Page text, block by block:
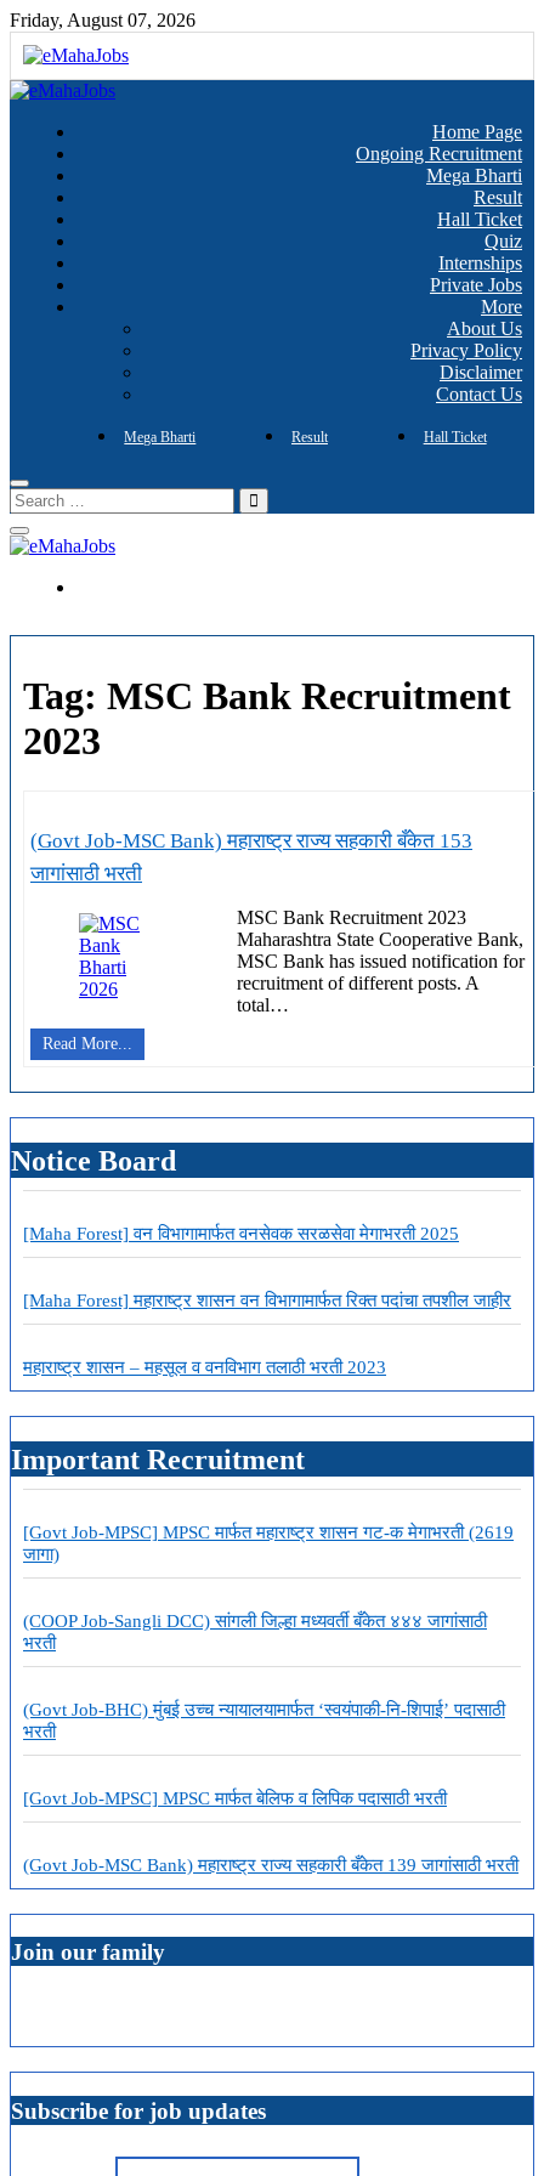
Skip
content
Friday, August 07, 2026
eMahaJobs
Every Job Matters!!!
Home Page
Ongoing Recruitment
Mega Bharti
Result
Hall Ticket
Quiz
Internships
Private Jobs
More
About Us
Privacy Policy
Disclaimer
Contact Us
Mega Bharti Result Hall Ticket
Search
…
Tag: MSC Bank Recruitment
2023
(Govt Job-MSC Bank) महाराष्ट्र राज्य सहकारी बँकेत 153
जागांसाठी भरती
MSC Bank Recruitment 2023
Maharashtra State Cooperative Bank,
MSC Bank has issued notification for
recruitment of different posts. A
total…
Read More...
Job-
महाराष्ट्र
राज्य
सहकारी
बँकेत
भरती
Notice Board
[Maha Forest] वन विभागामार्फत वनसेवक सरळसेवा मेगाभरती 2025
[Maha Forest] महाराष्ट्र शासन वन विभागामार्फत रिक्त पदांचा तपशील जाहीर
महाराष्ट्र शासन – महसूल व वनविभाग तलाठी भरती 2023
Important Recruitment
[Govt Job-MPSC] MPSC मार्फत महाराष्ट्र शासन गट-क मेगाभरती (2619
जागा)
(COOP Job-Sangli DCC) सांगली जिल्हा मध्यवर्ती बँकेत ४४४ जागांसाठी
भरती
(Govt Job-BHC) मुंबई उच्च न्यायालयामार्फत ‘स्वयंपाकी-नि-शिपाई’ पदासाठी
भरती
[Govt Job-MPSC] MPSC मार्फत बेलिफ व लिपिक पदासाठी भरती
(Govt Job-MSC Bank) महाराष्ट्र राज्य सहकारी बँकेत 139 जागांसाठी भरती
Join our family
Subscribe for job updates